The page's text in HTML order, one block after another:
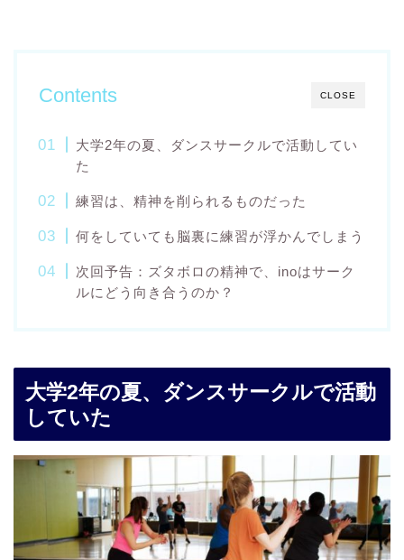
CLOSE
Contents
大学2年の夏、ダンスサークルで活動してい
た
練習は、精神を削られるものだった
何をしていても脳裏に練習が浮かんでしまう
次回予告：ズタボロの精神で、inoはサーク
ルにどう向き合うのか？
大学2年の夏、ダンスサークルで活動
していた